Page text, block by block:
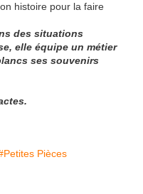
histoire pour la faire
des situations
elle équipe un métier
ses souvenirs
Pièces